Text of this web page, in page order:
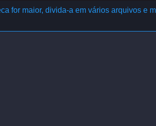
for maior, divida-a em vários arquivos e